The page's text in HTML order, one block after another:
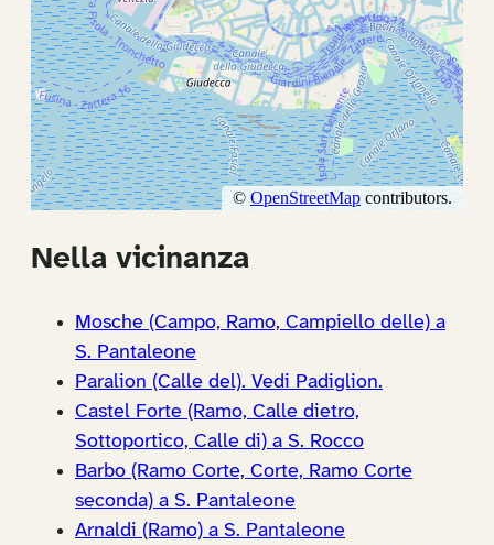
Nella vicinanza
Mosche (Campo, Ramo, Campiello delle) a
S. Pantaleone
Paralion (Calle del). Vedi Padiglion.
Castel Forte (Ramo, Calle dietro,
Sottoportico, Calle di) a S. Rocco
Barbo (Ramo Corte, Corte, Ramo Corte
seconda) a S. Pantaleone
Arnaldi (Ramo) a S. Pantaleone